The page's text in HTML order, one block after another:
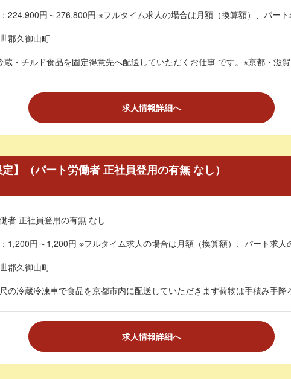
224,900円～276,800円 ※フルタイム求人の場合は月額（換算額）、パー
郡久御山町
蔵・チルド食品を固定得意先へ配送していただくお仕事 です。※京都・滋
求人情報詳細へ
】（パート労働者 正社員登用の有無 なし）
者 正社員登用の有無 なし
1,200円～1,200円 ※フルタイム求人の場合は月額（換算額）、パート求人
郡久御山町
の冷蔵冷凍車で食品を京都市内に配送していただきます荷物は手積み手
求人情報詳細へ